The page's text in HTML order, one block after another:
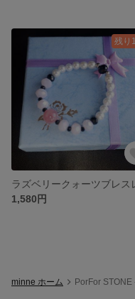
残り
1,580円
minne ホーム PorFor